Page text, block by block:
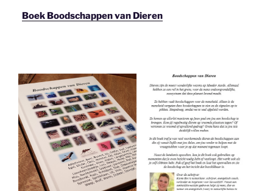
Boek Boodschappen van Dieren